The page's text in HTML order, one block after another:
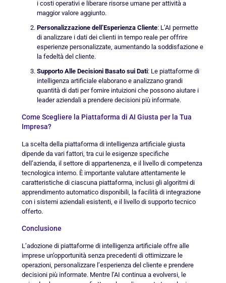
i costi operativi e liberare risorse umane per attività a
maggior valore aggiunto.
Personalizzazione dell’Esperienza Cliente: L’AI permette
di analizzare i dati dei clienti in tempo reale per offrire
esperienze personalizzate, aumentando la soddisfazione e
la fedeltà del cliente.
Supporto Alle Decisioni Basato sui Dati: Le piattaforme di
intelligenza artificiale elaborano e analizzano grandi
quantità di dati per fornire intuizioni che possono aiutare i
leader aziendali a prendere decisioni più informate.
Come Scegliere la Piattaforma di AI Giusta per la Tua
Impresa?
La scelta della piattaforma di intelligenza artificiale giusta
dipende da vari fattori, tra cui le esigenze specifiche
dell’azienda, il settore di appartenenza, e il livello di competenza
tecnologica interno. È importante valutare attentamente le
caratteristiche di ciascuna piattaforma, inclusi gli algoritmi di
apprendimento automatico disponibili, la facilità di integrazione
con i sistemi aziendali esistenti, e il livello di supporto tecnico
offerto.
Conclusione
L’adozione di piattaforme di intelligenza artificiale offre alle
imprese un’opportunità senza precedenti di ottimizzare le
operazioni, personalizzare l’esperienza del cliente e prendere
decisioni più informate. Mentre l’AI continua a evolversi, le